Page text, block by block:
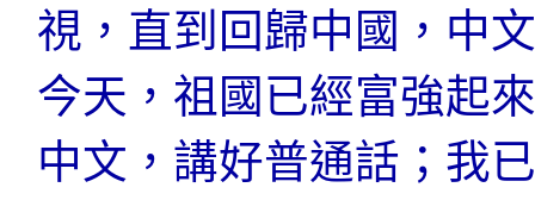
視，直到回歸中國，中
今天，祖國已經富強起
中文，講好普通話；我